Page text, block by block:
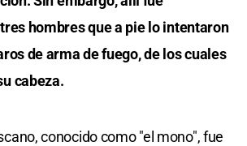
hombres que a pie lo intentaron
de arma de fuego, de los cuales
cabeza.
conocido como "el mono", fue